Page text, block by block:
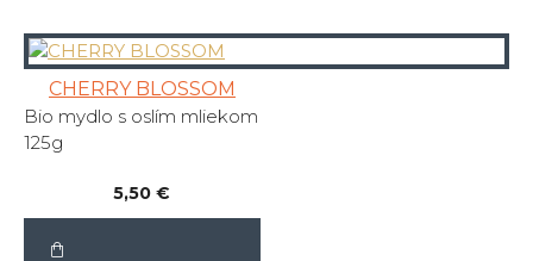
CHERRY BLOSSOM
Bio mydlo s oslím mliekom
125g
5,50 €